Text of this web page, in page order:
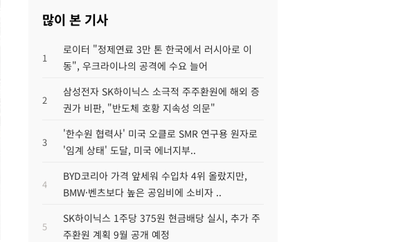
많이 본 기사
1
로이터 "정제연료 3만 톤 한국에서 러시아로 이
동", 우크라이나의 공격에 수요 늘어
2
삼성전자 SK하이닉스 소극적 주주환원에 해외 증
권가 비판, "반도체 호황 지속성 의문"
3
'한수원 협력사' 미국 오클로 SMR 연구용 원자로
'임계 상태' 도달, 미국 에너지부..
4
BYD코리아 가격 앞세워 수입차 4위 올랐지만,
BMW·벤츠보다 높은 공임비에 소비자 ..
5
SK하이닉스 1주당 375원 현금배당 실시, 추가 주
주환원 계획 9월 공개 예정